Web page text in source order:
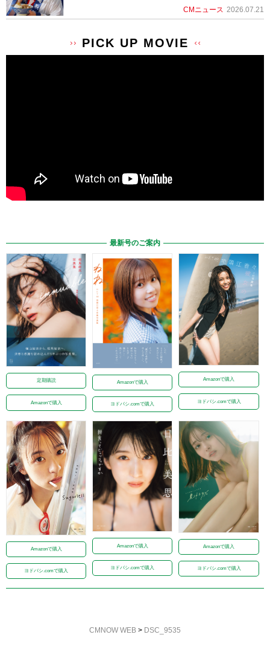
CMニュース 2026.07.21
PICK UP MOVIE
最新号のご案内
定期購読
Amazonで購入
Amazonで購入
ヨドバシ.comで購入
Amazonで購入
ヨドバシ.comで購入
Amazonで購入
ヨドバシ.comで購入
Amazonで購入
ヨドバシ.comで購入
Amazonで購入
ヨドバシ.comで購入
CMNOW WEB > DSC_9535